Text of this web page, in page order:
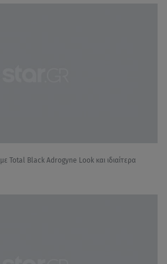
με Total Black Adrogyne Look και ιδιαίτερα